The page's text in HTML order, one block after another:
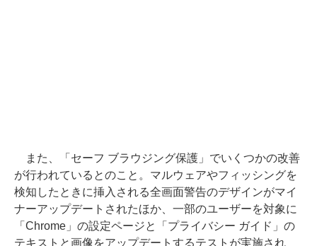
また、「セーフ ブラウジング保護」でいくつかの改善
が行われているとのこと。マルウェアやフィッシングを
検知したときに挿入される全画面警告のデザインがマイ
ナーアップデートされたほか、一部のユーザーを対象に
「Chrome」の設定ページと「プライバシー ガイド」の
テキストと画像をアップデートするテストが実施され